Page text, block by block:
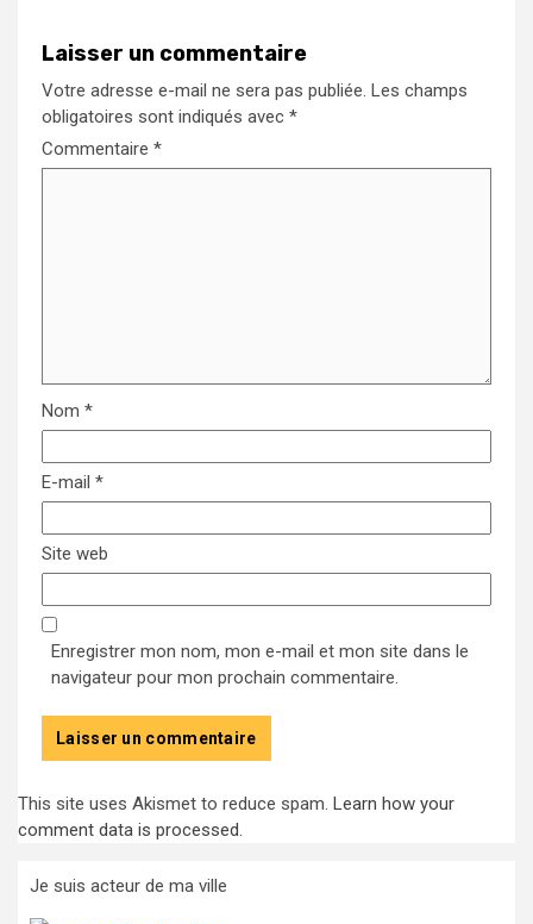
Laisser un commentaire
Votre adresse e-mail ne sera pas publiée. Les champs
obligatoires sont indiqués avec *
Commentaire *
Nom *
E-mail *
Site web
Enregistrer mon nom, mon e-mail et mon site dans le
navigateur pour mon prochain commentaire.
This site uses Akismet to reduce spam. Learn how your
comment data is processed.
Je suis acteur de ma ville